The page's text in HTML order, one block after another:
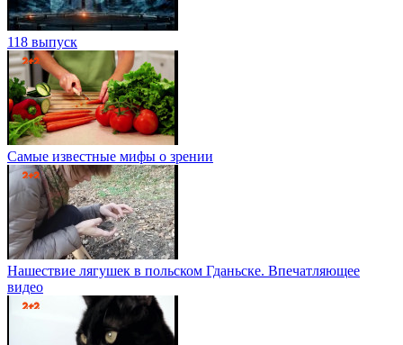
118 выпуск
Самые известные мифы о зрении
Нашествие лягушек в польском Гданьске. Впечатляющее
видео